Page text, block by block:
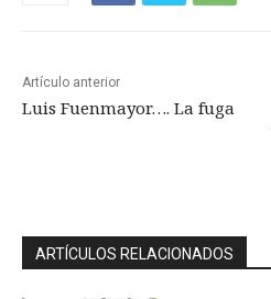
Artículo anterior
Luis Fuenmayor…. La fuga
ARTÍCULOS RELACIONADOS